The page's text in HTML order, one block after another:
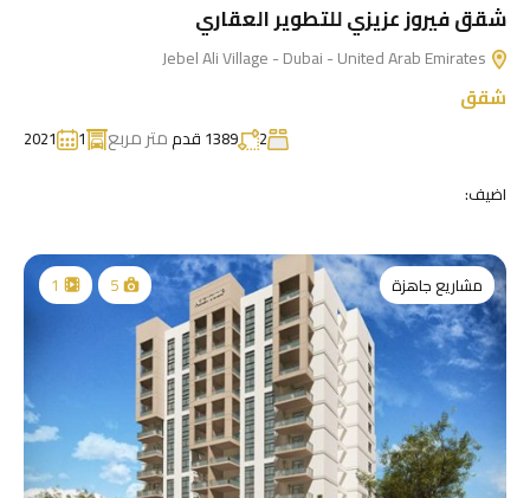
شقق فيروز عزيزي للتطوير العقاري
شقق
2 1389 قدم متر مربع 1
2021
اضيف:
مشاريع جاهزة 5
1